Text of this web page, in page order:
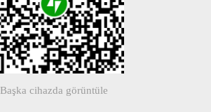
Başka cihazda görüntüle